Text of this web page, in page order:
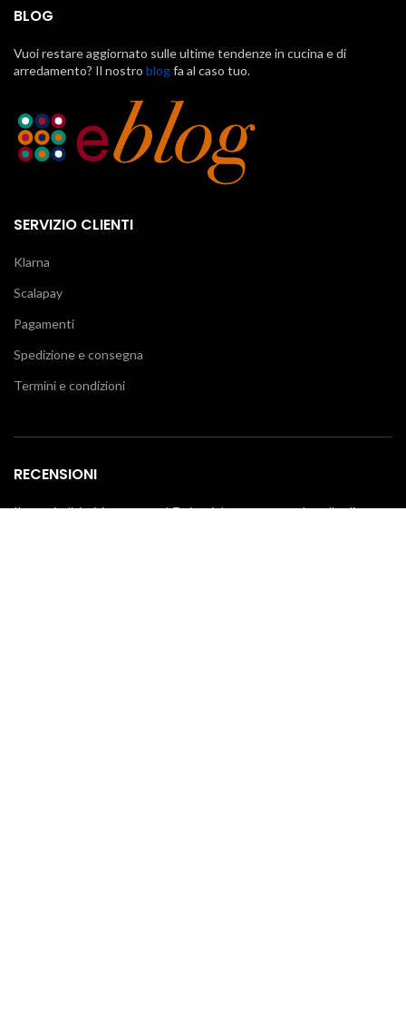
BLOG
Vuoi restare aggiornato sulle ultime tendenze in cucina e di
arredamento? Il nostro blogfa al caso tuo.
SERVIZIO CLIENTI
Klarna
Scalapay
Pagamenti
Spedizione e consegna
Termini e condizioni
RECENSIONI
Il tuo giudizio è importante! 7 giorni dopo aver concluso l'ordine